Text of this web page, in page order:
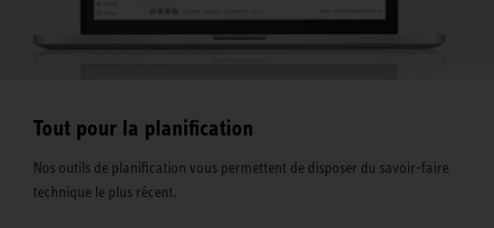
Tout pour la planification
Nos outils de planification vous permettent de disposer du savoir-faire
technique le plus récent.